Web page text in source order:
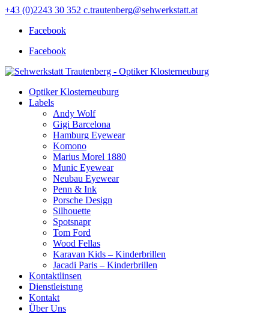
+43 (0)2243 30 352 c.trautenberg@sehwerkstatt.at
Facebook
Facebook
Optiker Klosterneuburg
Labels
Andy Wolf
Gigi Barcelona
Hamburg Eyewear
Komono
Marius Morel 1880
Munic Eyewear
Neubau Eyewear
Penn & Ink
Porsche Design
Silhouette
Spotsnapr
Tom Ford
Wood Fellas
Karavan Kids – Kinderbrillen
Jacadi Paris – Kinderbrillen
Kontaktlinsen
Dienstleistung
Kontakt
Über Uns